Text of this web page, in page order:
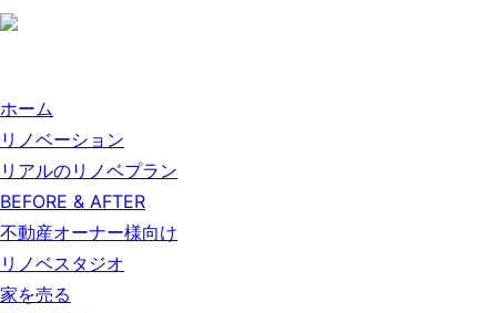
ホーム
リノベーション
リアルのリノベプラン
BEFORE & AFTER
不動産オーナー様向け
リノベスタジオ
家を売る